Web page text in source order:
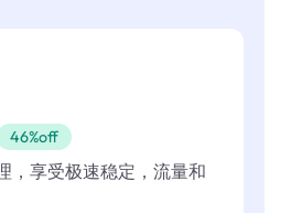
46%off
，享受极速稳定，流量和